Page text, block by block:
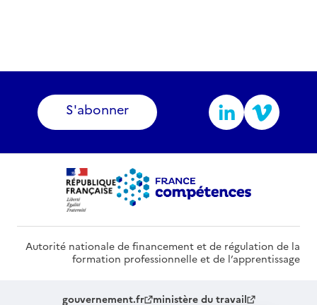
S'abonner
Autorité nationale de financement et de régulation de la
formation professionnelle et de l’apprentissage
gouvernement.fr ministère du travail